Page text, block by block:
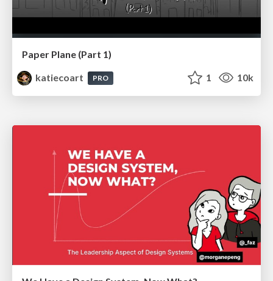
Paper Plane (Part 1)
katiecoart
PRO 1 10k